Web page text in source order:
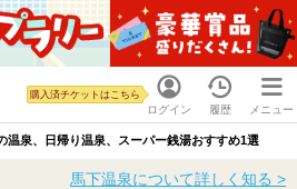
ログイン
購入済チケットはこちら
履歴 メニュー
温泉、日帰り温泉、スーパー銭湯おすすめ1選
馬下温泉について詳しく知る >